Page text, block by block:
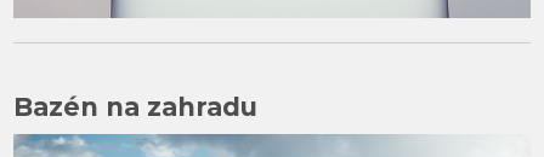
Bazén na zahradu